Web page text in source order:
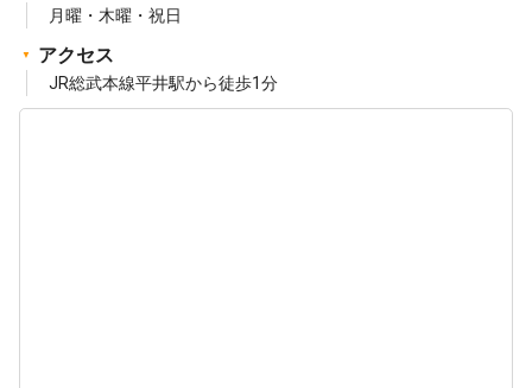
月曜・木曜・祝日
アクセス
JR総武本線平井駅から徒歩1分